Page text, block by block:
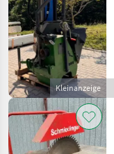
Kleinanzeige